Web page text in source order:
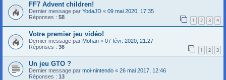
FF7 Advent children!
Dernier message par YodaJD « 09 mai 2020, 17:35
Réponses : 58 1 2 3 4
Votre premier jeu vidéo!
Dernier message par Mohan « 07 févr. 2020, 21:27
Réponses : 36 1 2 3
Un jeu GTO ?
Dernier message par moi-nintendo « 26 mai 2017, 12:46
Réponses : 13